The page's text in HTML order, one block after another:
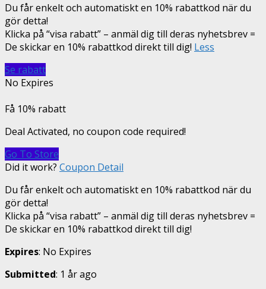
Du får enkelt och automatiskt en 10% rabattkod när du
gör detta!
Klicka på “visa rabatt” – anmäl dig till deras nyhetsbrev =
De skickar en 10% rabattkod direkt till dig! Less
Se rabatt
No Expires
Få 10% rabatt
Deal Activated, no coupon code required!
Go To Store
Did it work? Coupon Detail
Du får enkelt och automatiskt en 10% rabattkod när du
gör detta!
Klicka på “visa rabatt” – anmäl dig till deras nyhetsbrev =
De skickar en 10% rabattkod direkt till dig!
Expires: No Expires
Submitted: 1 år ago